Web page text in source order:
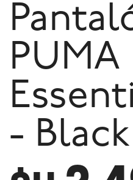
PUMA
- Black